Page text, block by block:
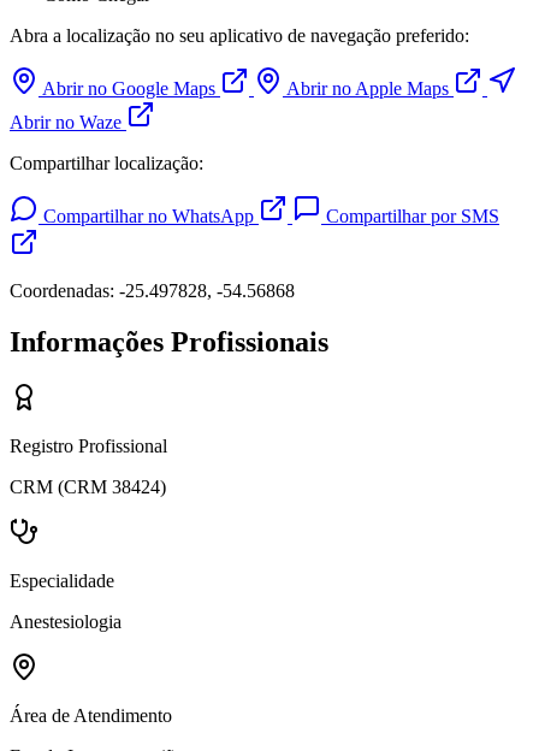
Abra a localização no seu aplicativo de navegação preferido:
Abrir no Google Maps
Abrir no Apple Maps
Abrir no Waze
Compartilhar localização:
Compartilhar no WhatsApp Compartilhar por SMS
Coordenadas: -25.497828, -54.56868
Informações Profissionais
Registro Profissional
CRM (CRM 38424)
Especialidade
Anestesiologia
Área de Atendimento